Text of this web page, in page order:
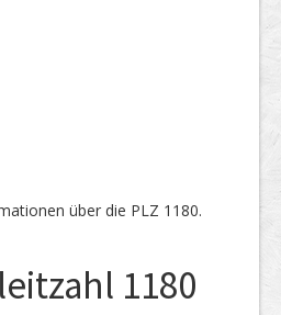
über die PLZ 1180.
1180